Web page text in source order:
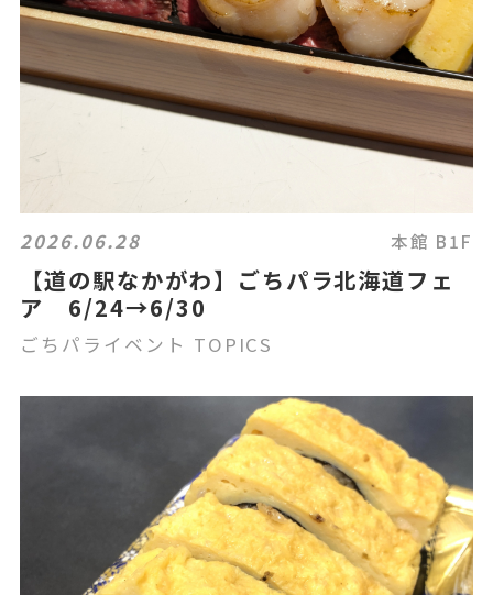
2026.06.28 本館 B1F
【道の駅なかがわ】ごちパラ北海道フェ
ア 6/24→6/30
ごちパライベント TOPICS